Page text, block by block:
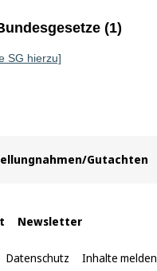
(1)
SG hierzu]
Gutachten
Newsletter
Datenschutz Inhalte melden